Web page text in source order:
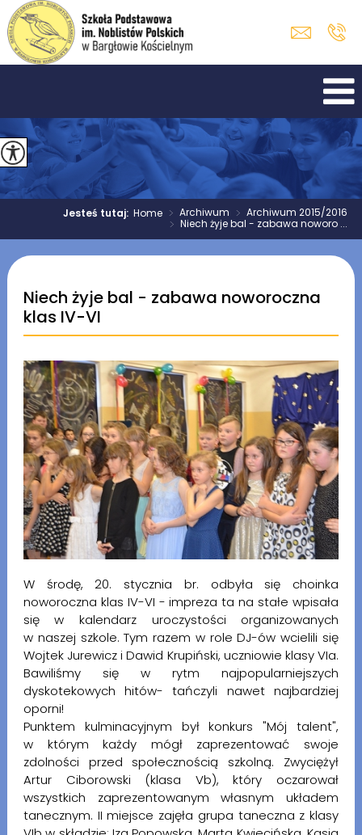
Jesteś tutaj:Home > Archiwum > Archiwum 2015/2016
> Niech żyje bal - zabawa noworo ...
Niech żyje bal - zabawa noworoczna
klas IV-VI
W środę, 20. stycznia br. odbyła się choinka
noworoczna klas IV-VI - impreza ta na stałe wpisała
się w kalendarz uroczystości organizowanych
w naszej szkole. Tym razem w role DJ-ów wcielili się
Wojtek Jurewicz i Dawid Krupiński, uczniowie klasy VIa.
Bawiliśmy się w rytm najpopularniejszych
dyskotekowych hitów- tańczyli nawet najbardziej
oporni!
Punktem kulminacyjnym był konkurs "Mój talent",
w którym każdy mógł zaprezentować swoje
zdolności przed społecznością szkolną. Zwyciężył
Artur Ciborowski (klasa Vb), który oczarował
wszystkich zaprezentowanym własnym układem
tanecznym. II miejsce zajęła grupa taneczna z klasy